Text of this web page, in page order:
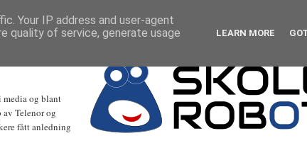
media og blant
Telenor og
fått anledning
Your IP address and user-agent
quality of service, generate usage
LEARN MORE